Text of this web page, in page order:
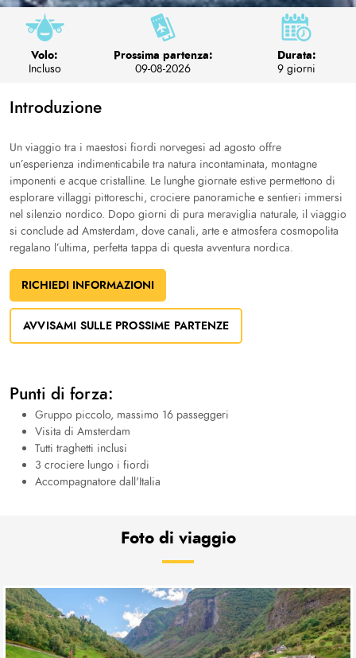
Volo:
Incluso
Prossima partenza:
09-08-2026
Durata:
9 giorni
Introduzione
Un viaggio tra i maestosi fiordi norvegesi ad agosto offre
un’esperienza indimenticabile tra natura incontaminata, montagne
imponenti e acque cristalline. Le lunghe giornate estive permettono di
esplorare villaggi pittoreschi, crociere panoramiche e sentieri immersi
nel silenzio nordico. Dopo giorni di pura meraviglia naturale, il viaggio
si conclude ad Amsterdam, dove canali, arte e atmosfera cosmopolita
regalano l’ultima, perfetta tappa di questa avventura nordica.
RICHIEDI INFORMAZIONI
AVVISAMI SULLE PROSSIME PARTENZE
Punti di forza:
Gruppo piccolo, massimo 16 passeggeri
Visita di Amsterdam
Tutti traghetti inclusi
3 crociere lungo i fiordi
Accompagnatore dall'Italia
Foto di viaggio